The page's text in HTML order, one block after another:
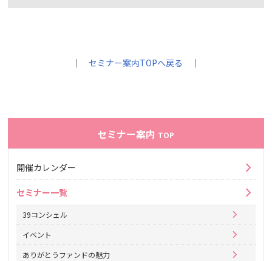
｜セミナー案内TOPへ戻る ｜
セミナー案内 TOP
開催カレンダー
セミナー一覧
39コンシェル
イベント
ありがとうファンドの魅力